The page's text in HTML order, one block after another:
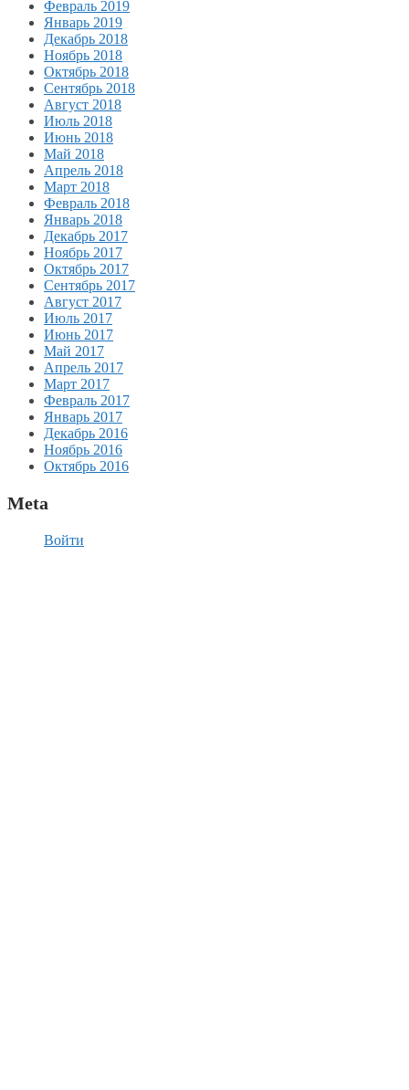
Февраль 2019
Январь 2019
Декабрь 2018
Ноябрь 2018
Октябрь 2018
Сентябрь 2018
Август 2018
Июль 2018
Июнь 2018
Май 2018
Апрель 2018
Март 2018
Февраль 2018
Январь 2018
Декабрь 2017
Ноябрь 2017
Октябрь 2017
Сентябрь 2017
Август 2017
Июль 2017
Июнь 2017
Май 2017
Апрель 2017
Март 2017
Февраль 2017
Январь 2017
Декабрь 2016
Ноябрь 2016
Октябрь 2016
Meta
Войти